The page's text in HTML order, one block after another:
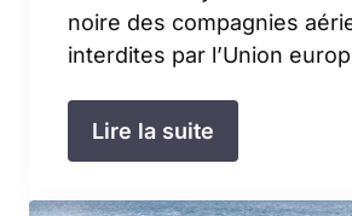
noire des compagnies
interdites par l’Union
Lire la suite